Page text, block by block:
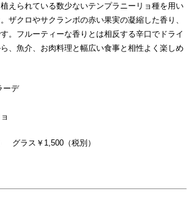
えられている数少ないテンプラニーリョ種を用い
ザクロやサクランボの赤い果実の凝縮した香り、
。フルーティーな香りとは相反する辛口でドライ
、魚介、お肉料理と幅広い食事と相性よく楽しめ
ーデ
グラス￥1,500（税別）